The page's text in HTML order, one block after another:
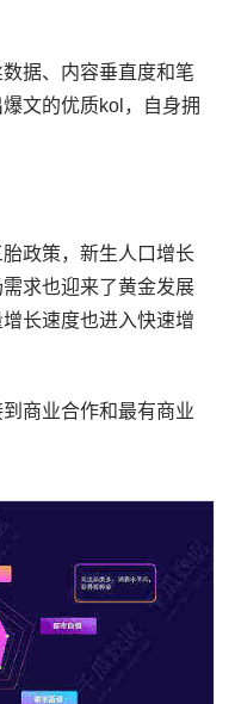
据、内容垂直度和笔
文的优质kol，自身拥
政策，新生人口增长
求也迎来了黄金发展
长速度也进入快速增
商业合作和最有商业